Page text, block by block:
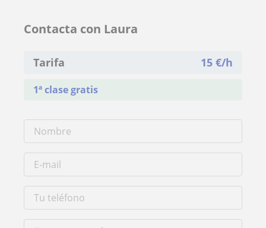
Contacta con Laura
Tarifa 15 €/h
1ª clase gratis